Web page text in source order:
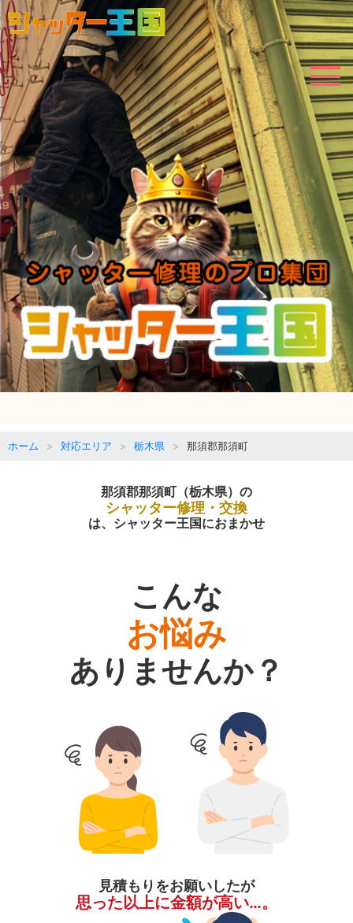
ホーム 対応エリア 栃木県 那須郡那須町
那須郡那須町（栃木県）の
シャッター修理・交換
は、シャッター王国におまかせ
こんな
お悩み
ありませんか？
見積もりをお願いしたが
思った以上に金額が高い…。